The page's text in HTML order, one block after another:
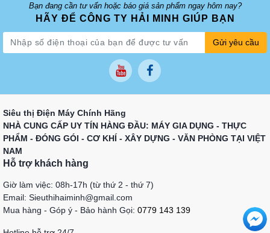
Bạn đang cần tư vấn hoặc báo giá sản phẩm ngay hôm nay?
HÃY ĐỂ CÔNG TY HẢI MINH GIÚP BẠN
Gửi yêu cầu
Siêu thị Điện Máy Chính Hãng
NHÀ CUNG CẤP UY TÍN HÀNG ĐẦU: MÁY GIA DỤNG - THỰC
PHẨM - ĐÓNG GÓI - CƠ KHÍ - XÂY DỰNG - VĂN PHÒNG TẠI VIỆT
NAM
Hỗ trợ khách hàng
Giờ làm việc: 08h-17h (từ thứ 2 - thứ 7)
Email: Sieuthihaiminh@gmail.com
Mua hàng - Góp ý - Bảo hành Gọi: 0779 143 139